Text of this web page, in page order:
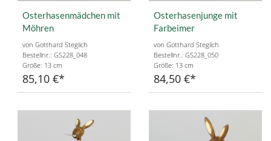
Osterhasenmädchen mit
Möhren
von Gotthard Steglich
Bestellnr.: GS228_048
Größe: 13 cm
85,10 €
Osterhasenjunge mit
Farbeimer
von Gotthard Steglich
Bestellnr.: GS228_050
Größe: 13 cm
84,50 €